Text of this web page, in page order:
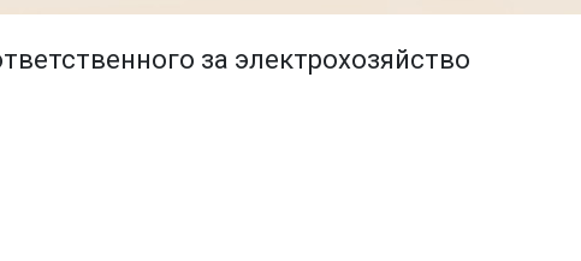
за электрохозяйство